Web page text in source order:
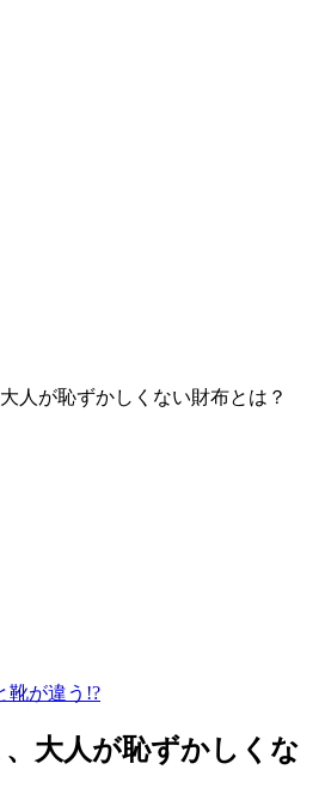
人が恥ずかしくない財布とは？
靴が違う!?
、大人が恥ずかしくな